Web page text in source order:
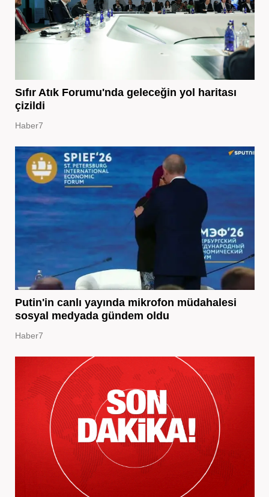
Sıfır Atık Forumu'nda geleceğin yol haritası
çizildi
Haber7
Putin'in canlı yayında mikrofon müdahalesi
sosyal medyada gündem oldu
Haber7